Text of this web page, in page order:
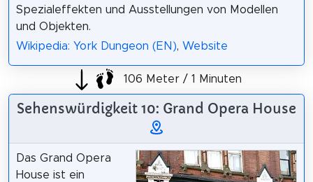
Spezialeffekten und Ausstellungen von Modellen
und Objekten.
Wikipedia: York Dungeon (EN), Website
106 Meter / 1 Minuten
Sehenswürdigkeit 10: Grand Opera House
Das Grand Opera
House ist ein